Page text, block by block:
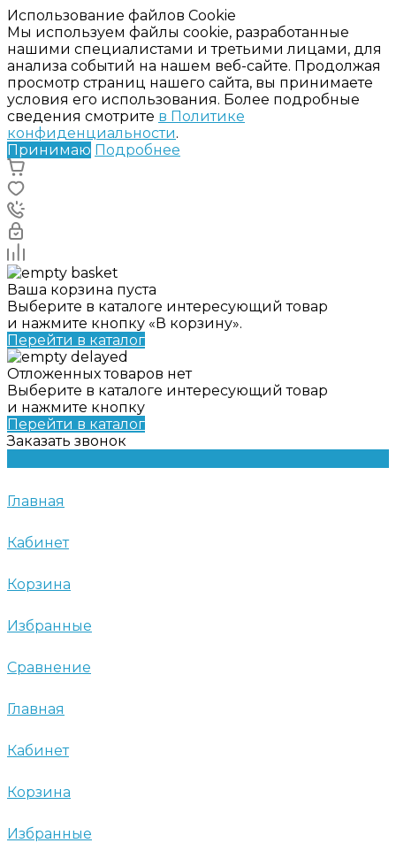
Использование файлов Cookie
Мы используем файлы cookie, разработанные
нашими специалистами и третьими лицами, для
анализа событий на нашем веб-сайте. Продолжая
просмотр страниц нашего сайта, вы принимаете
условия его использования. Более подробные
сведения смотрите в Политике
конфиденциальности.
Принимаю Подробнее
Ваша корзина пуста
Выберите в каталоге интересующий товар
и нажмите кнопку «В корзину».
Перейти в каталог
Отложенных товаров нет
Выберите в каталоге интересующий товар
и нажмите кнопку
Перейти в каталог
Заказать звонок
Главная
Кабинет
Корзина
Избранные
Сравнение
Главная
Кабинет
Корзина
Избранные